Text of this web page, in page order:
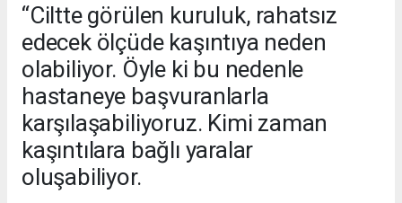
“Ciltte görülen kuruluk, rahatsız
edecek ölçüde kaşıntıya neden
olabiliyor. Öyle ki bu nedenle
hastaneye başvuranlarla
karşılaşabiliyoruz. Kimi zaman
kaşıntılara bağlı yaralar
oluşabiliyor.